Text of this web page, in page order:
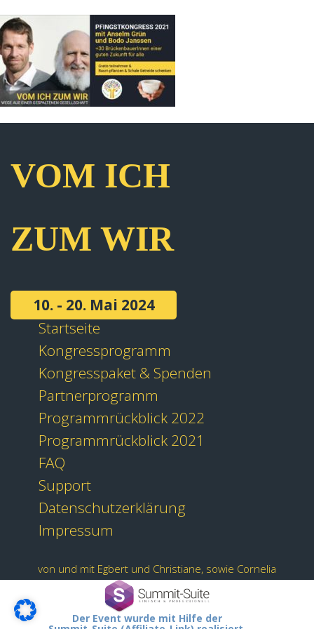
VOM ICH
ZUM WIR
10. - 20. Mai 2024
Startseite
Kongressprogramm
Kongresspaket & Spenden
Partnerprogramm
Programmrückblick 2022
Programmrückblick 2021
FAQ
Support
Datenschutzerklärung
Impressum
von und mit Egbert und Christiane, sowie Cornelia
Der Event wurde mit Hilfe der